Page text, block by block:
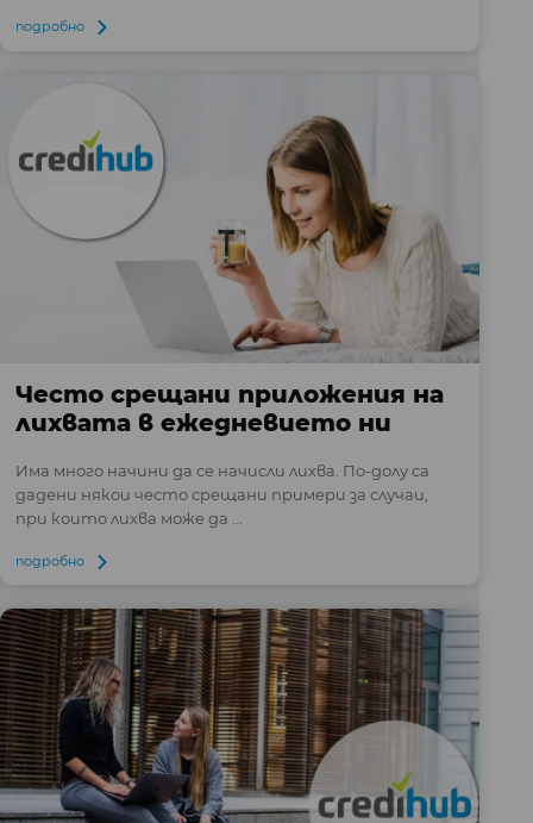
подробно
Често срещани приложения на
лихвата в ежедневието ни
Има много начини да се начисли лихва. По-долу са
дадени някои често срещани примери за случаи,
при които лихва може да ...
подробно